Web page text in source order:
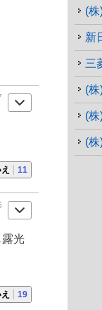
11
光
19
(
新
三
(株
(
(